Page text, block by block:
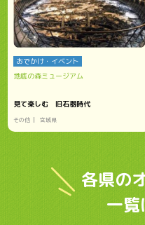
おでかけ・イベント
地底の森ミュージアム
見て楽しむ 旧石器時代
その他 宮城県
各県の
一覧